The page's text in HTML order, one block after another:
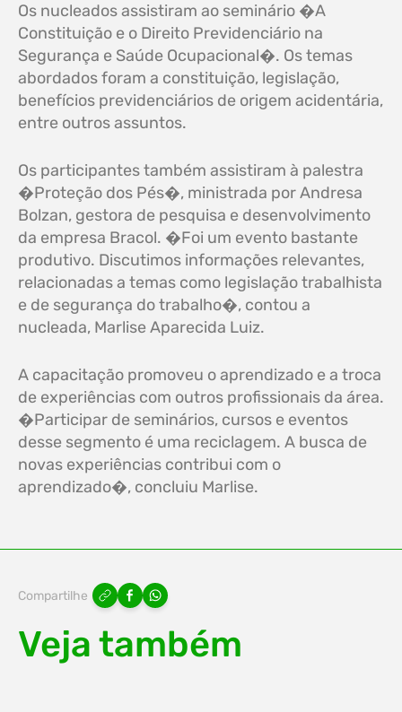
Os nucleados assistiram ao seminário �A
Constituição e o Direito Previdenciário na
Segurança e Saúde Ocupacional�. Os temas
abordados foram a constituição, legislação,
benefícios previdenciários de origem acidentária,
entre outros assuntos.
Os participantes também assistiram à palestra
�Proteção dos Pés�, ministrada por Andresa
Bolzan, gestora de pesquisa e desenvolvimento
da empresa Bracol. �Foi um evento bastante
produtivo. Discutimos informações relevantes,
relacionadas a temas como legislação trabalhista
e de segurança do trabalho�, contou a
nucleada, Marlise Aparecida Luiz.
A capacitação promoveu o aprendizado e a troca
de experiências com outros profissionais da área.
�Participar de seminários, cursos e eventos
desse segmento é uma reciclagem. A busca de
novas experiências contribui com o
aprendizado�, concluiu Marlise.
Compartilhe
Veja também